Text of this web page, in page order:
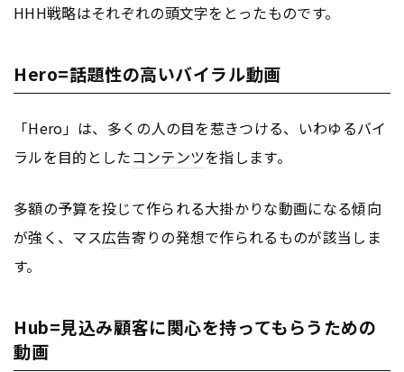
HHH戦略はそれぞれの頭文字をとったものです。
Hero=話題性の高いバイラル動画
「Hero」は、多くの人の目を惹きつける、いわゆるバイ
ラルを目的としたコンテンツを指します。
多額の予算を投じて作られる大掛かりな動画になる傾向
が強く、マス広告寄りの発想で作られるものが該当しま
す。
Hub=見込み顧客に関心を持ってもらうための
動画